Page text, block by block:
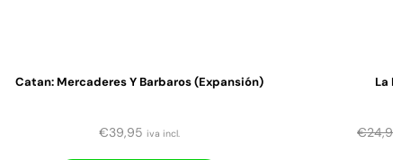
Catan: Mercaderes Y Barbaros (expansión)
€39,95 iva incl.
La
€